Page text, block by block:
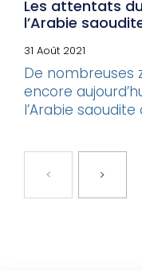
Les attentats
l’Arabie
31 Août 2021
De nombreuses
encore
l’Arabie saoudite